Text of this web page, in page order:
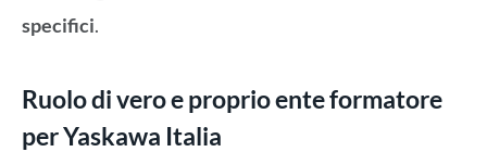
specifici.
Ruolo di vero e proprio ente formatore
per Yaskawa Italia